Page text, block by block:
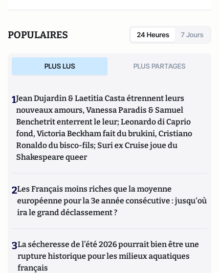
POPULAIRES 24 Heures 7 Jours
PLUS LUS PLUS PARTAGES
1Jean Dujardin & Laetitia Casta étrennent leurs
nouveaux amours, Vanessa Paradis & Samuel
Benchetrit enterrent le leur; Leonardo di Caprio
fond, Victoria Beckham fait du brukini, Cristiano
Ronaldo du bisco-fils; Suri ex Cruise joue du
Shakespeare queer
2Les Français moins riches que la moyenne
européenne pour la 3e année consécutive : jusqu'où
ira le grand déclassement ?
3La sécheresse de l’été 2026 pourrait bien être une
rupture historique pour les milieux aquatiques
français